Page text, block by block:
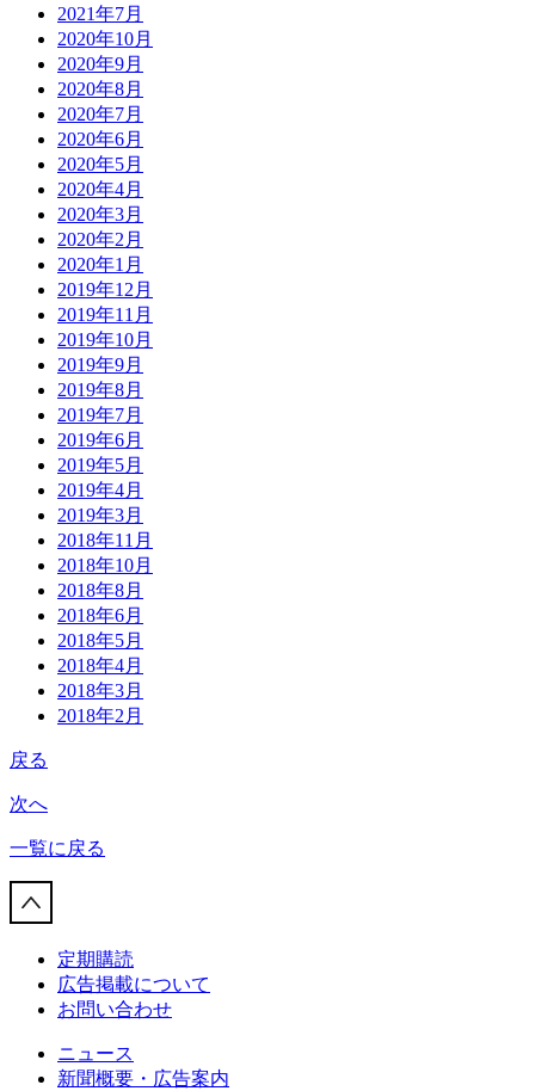
2021年7月
2020年10月
2020年9月
2020年8月
2020年7月
2020年6月
2020年5月
2020年4月
2020年3月
2020年2月
2020年1月
2019年12月
2019年11月
2019年10月
2019年9月
2019年8月
2019年7月
2019年6月
2019年5月
2019年4月
2019年3月
2018年11月
2018年10月
2018年8月
2018年6月
2018年5月
2018年4月
2018年3月
2018年2月
戻る
次へ
一覧に戻る
定期購読
広告掲載について
お問い合わせ
ニュース
新聞概要・広告案内